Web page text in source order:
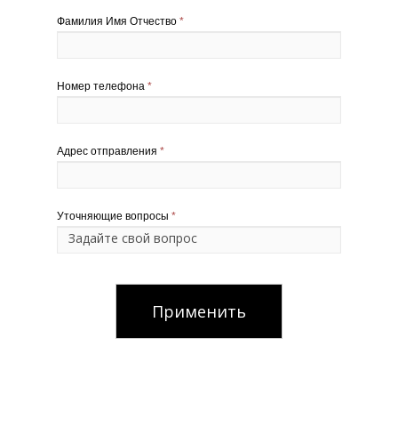
Фамилия Имя Отчество *
Номер телефона *
Адрес отправления *
Уточняющие вопросы *
Применить